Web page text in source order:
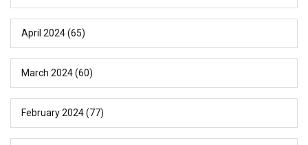
April 2024(65)
March 2024(60)
February 2024(77)